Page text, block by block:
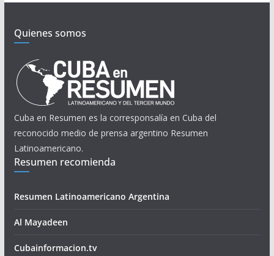
Quienes somos
Cuba en Resumen es la corresponsalía en Cuba del
reconocido medio de prensa argentino Resumen
Latinoamericano.
Resumen recomienda
Resumen Latinoamericano Argentina
Al Mayadeen
Cubainformacion.tv